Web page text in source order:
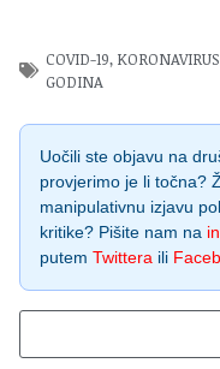
COVID-19, KORONAVIRUS
GODINA
Uočili ste objavu na
provjerimo je li točna?
manipulativnu izjavu
kritike? Pišite nam na
putem Twittera ili